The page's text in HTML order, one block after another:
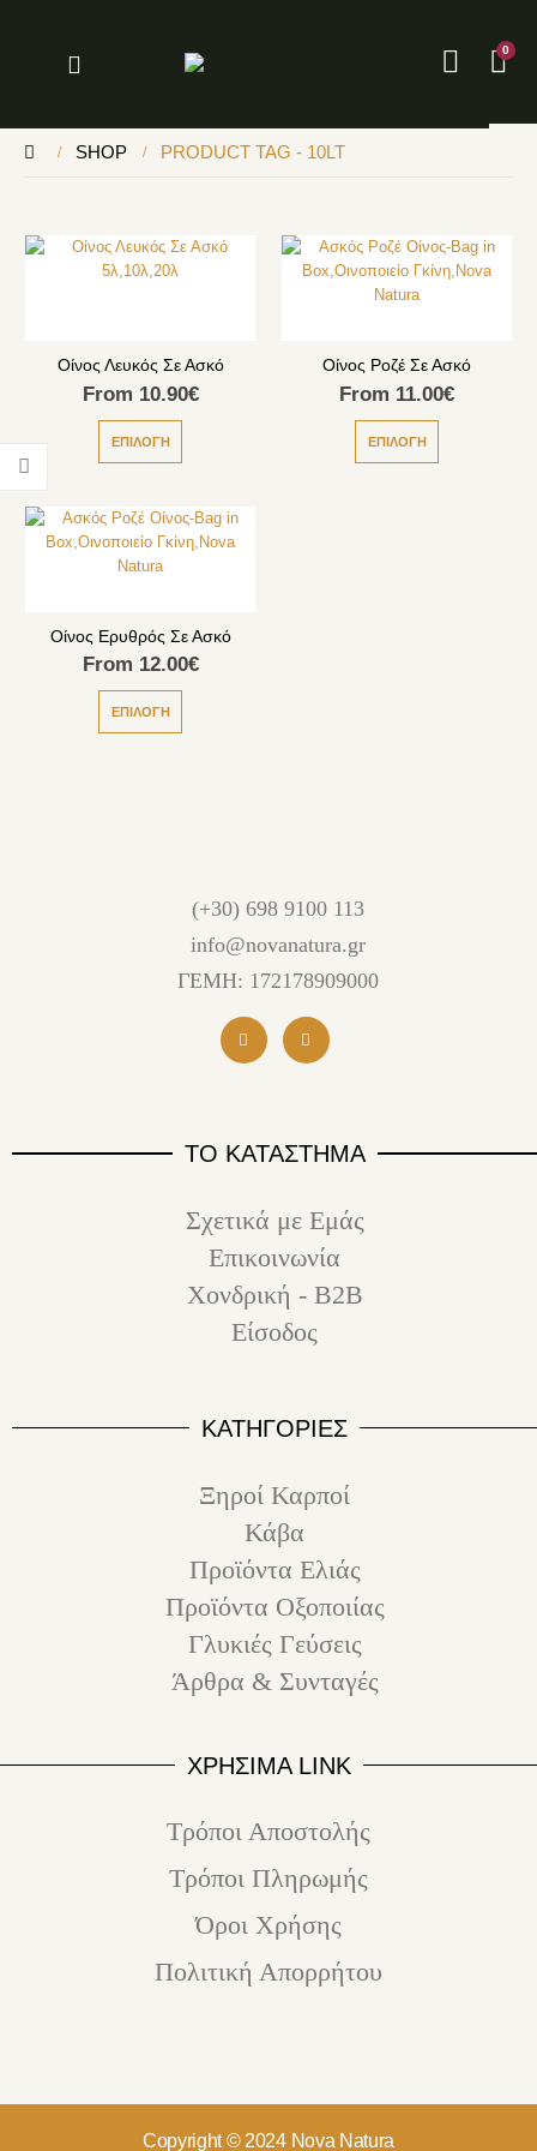
0
SHOP PRODUCT TAG - 10LT
Οίνος Λευκός Σε Ασκό
From 10.90€
ΕΠΙΛΟΓΉ
Οίνος Ροζέ Σε Ασκό
From 11.00€
ΕΠΙΛΟΓΉ
Οίνος Ερυθρός Σε Ασκό
From 12.00€
ΕΠΙΛΟΓΉ
(+30) 698 9100 113
info@novanatura.gr
ΓΕΜΗ: 172178909000
ΤΟ ΚΑΤΑΣΤΗΜΑ
Σχετικά με Εμάς
Επικοινωνία
Χονδρική - B2B
Είσοδος
ΚΑΤΗΓΟΡΙΕΣ
Ξηροί Καρποί
Κάβα
Προϊόντα Ελιάς
Προϊόντα Οξοποιίας
Γλυκιές Γεύσεις
Άρθρα & Συνταγές
ΧΡΗΣΙΜΑ LINK
Τρόποι Αποστολής
Τρόποι Πληρωμής
Όροι Χρήσης
Πολιτική Απορρήτου
Copyright © 2024 Nova Natura